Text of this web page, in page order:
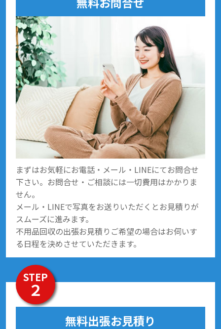
まずはお気軽にお電話・メール・LINEにてお問合せ
下さい。お問合せ・ご相談には一切費用はかかりま
せん。
メール・LINEで写真をお送りいただくとお見積りが
スムーズに進みます。
不用品回収の出張お見積りご希望の場合はお伺いす
る日程を決めさせていただきます。
STEP
２
無料出張お見積り